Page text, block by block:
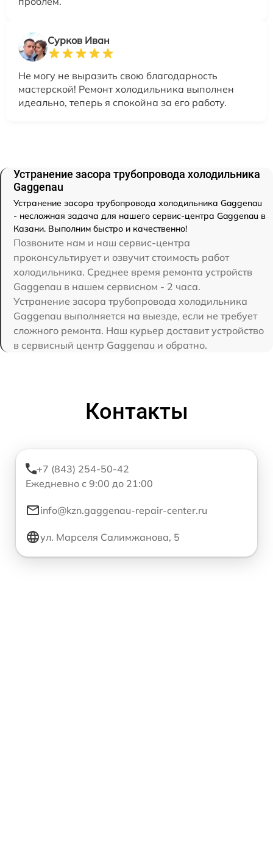
Сурков Иван
Не могу не выразить свою благодарность
мастерской! Ремонт холодильника выполнен
идеально, теперь я спокойна за его работу.
Устранение засора трубопровода холодильника
Gaggenau
Устранение засора трубопровода холодильника Gaggenau
- несложная задача для нашего сервис-центра Gaggenau в
Казани. Выполним быстро и качественно!
Позвоните нам и наш сервис-центра
проконсультирует и озвучит стоимость работ
холодильника. Среднее время ремонта устройств
Gaggenau в нашем сервисном - 2 часа.
Устранение засора трубопровода холодильника
Gaggenau выполняется на выезде, если не требует
сложного ремонта. Наш курьер доставит устройство
в сервисный центр Gaggenau и обратно.
Контакты
+7 (843) 254-50-42
Ежедневно с 9:00 до 21:00
info@kzn.gaggenau-repair-center.ru
ул. Марселя Салимжанова, 5